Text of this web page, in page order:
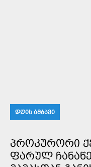
ᲓᲦᲘᲡ ᲐᲛᲑᲐᲕᲘ
ᲞᲠᲝᲙᲣᲠᲝᲠᲘ
ᲤᲐᲠᲣᲚ